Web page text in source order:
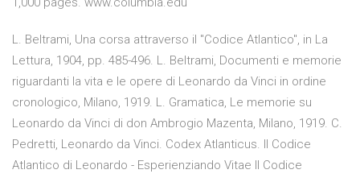
L. Beltrami, Una corsa attraverso il "Codice Atlantico", in La
Lettura, 1904, pp. 485-496. L. Beltrami, Documenti e memorie
riguardanti la vita e le opere di Leonardo da Vinci in ordine
cronologico, Milano, 1919. L. Gramatica, Le memorie su
Leonardo da Vinci di don Ambrogio Mazenta, Milano, 1919. C.
Pedretti, Leonardo da Vinci. Codex Atlanticus. Il Codice
Atlantico di Leonardo - Esperienziando Vitae Il Codice